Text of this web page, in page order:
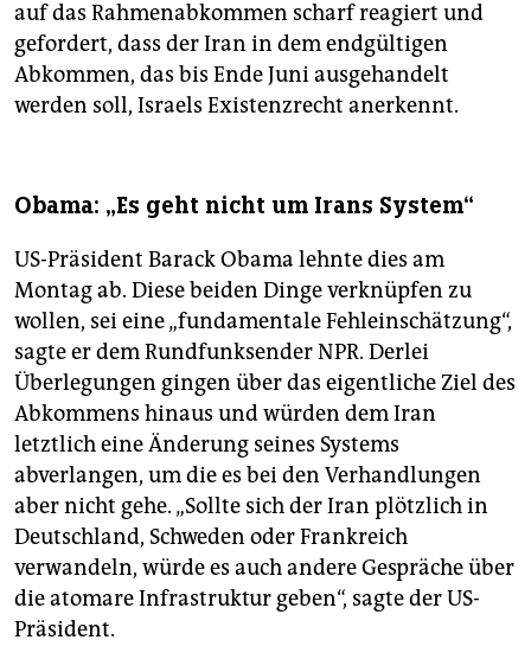
auf das Rahmenabkommen scharf reagiert und
gefordert, dass der Iran in dem endgültigen
Abkommen, das bis Ende Juni ausgehandelt
werden soll, Israels Existenzrecht anerkennt.
Obama: „Es geht nicht um Irans System“
US-Präsident Barack Obama lehnte dies am
Montag ab. Diese beiden Dinge verknüpfen zu
wollen, sei eine „fundamentale Fehleinschätzung“,
sagte er dem Rundfunksender NPR. Derlei
Überlegungen gingen über das eigentliche Ziel des
Abkommens hinaus und würden dem Iran
letztlich eine Änderung seines Systems
abverlangen, um die es bei den Verhandlungen
aber nicht gehe. „Sollte sich der Iran plötzlich in
Deutschland, Schweden oder Frankreich
verwandeln, würde es auch andere Gespräche über
die atomare Infrastruktur geben“, sagte der US-
Präsident.